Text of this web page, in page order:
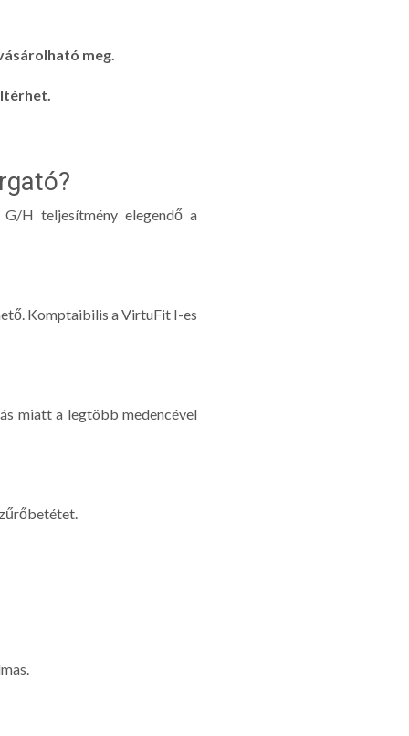
meg.
H teljesítmény elegendő a
Komptaibilis a VirtuFit I-es
miatt a legtöbb medencével